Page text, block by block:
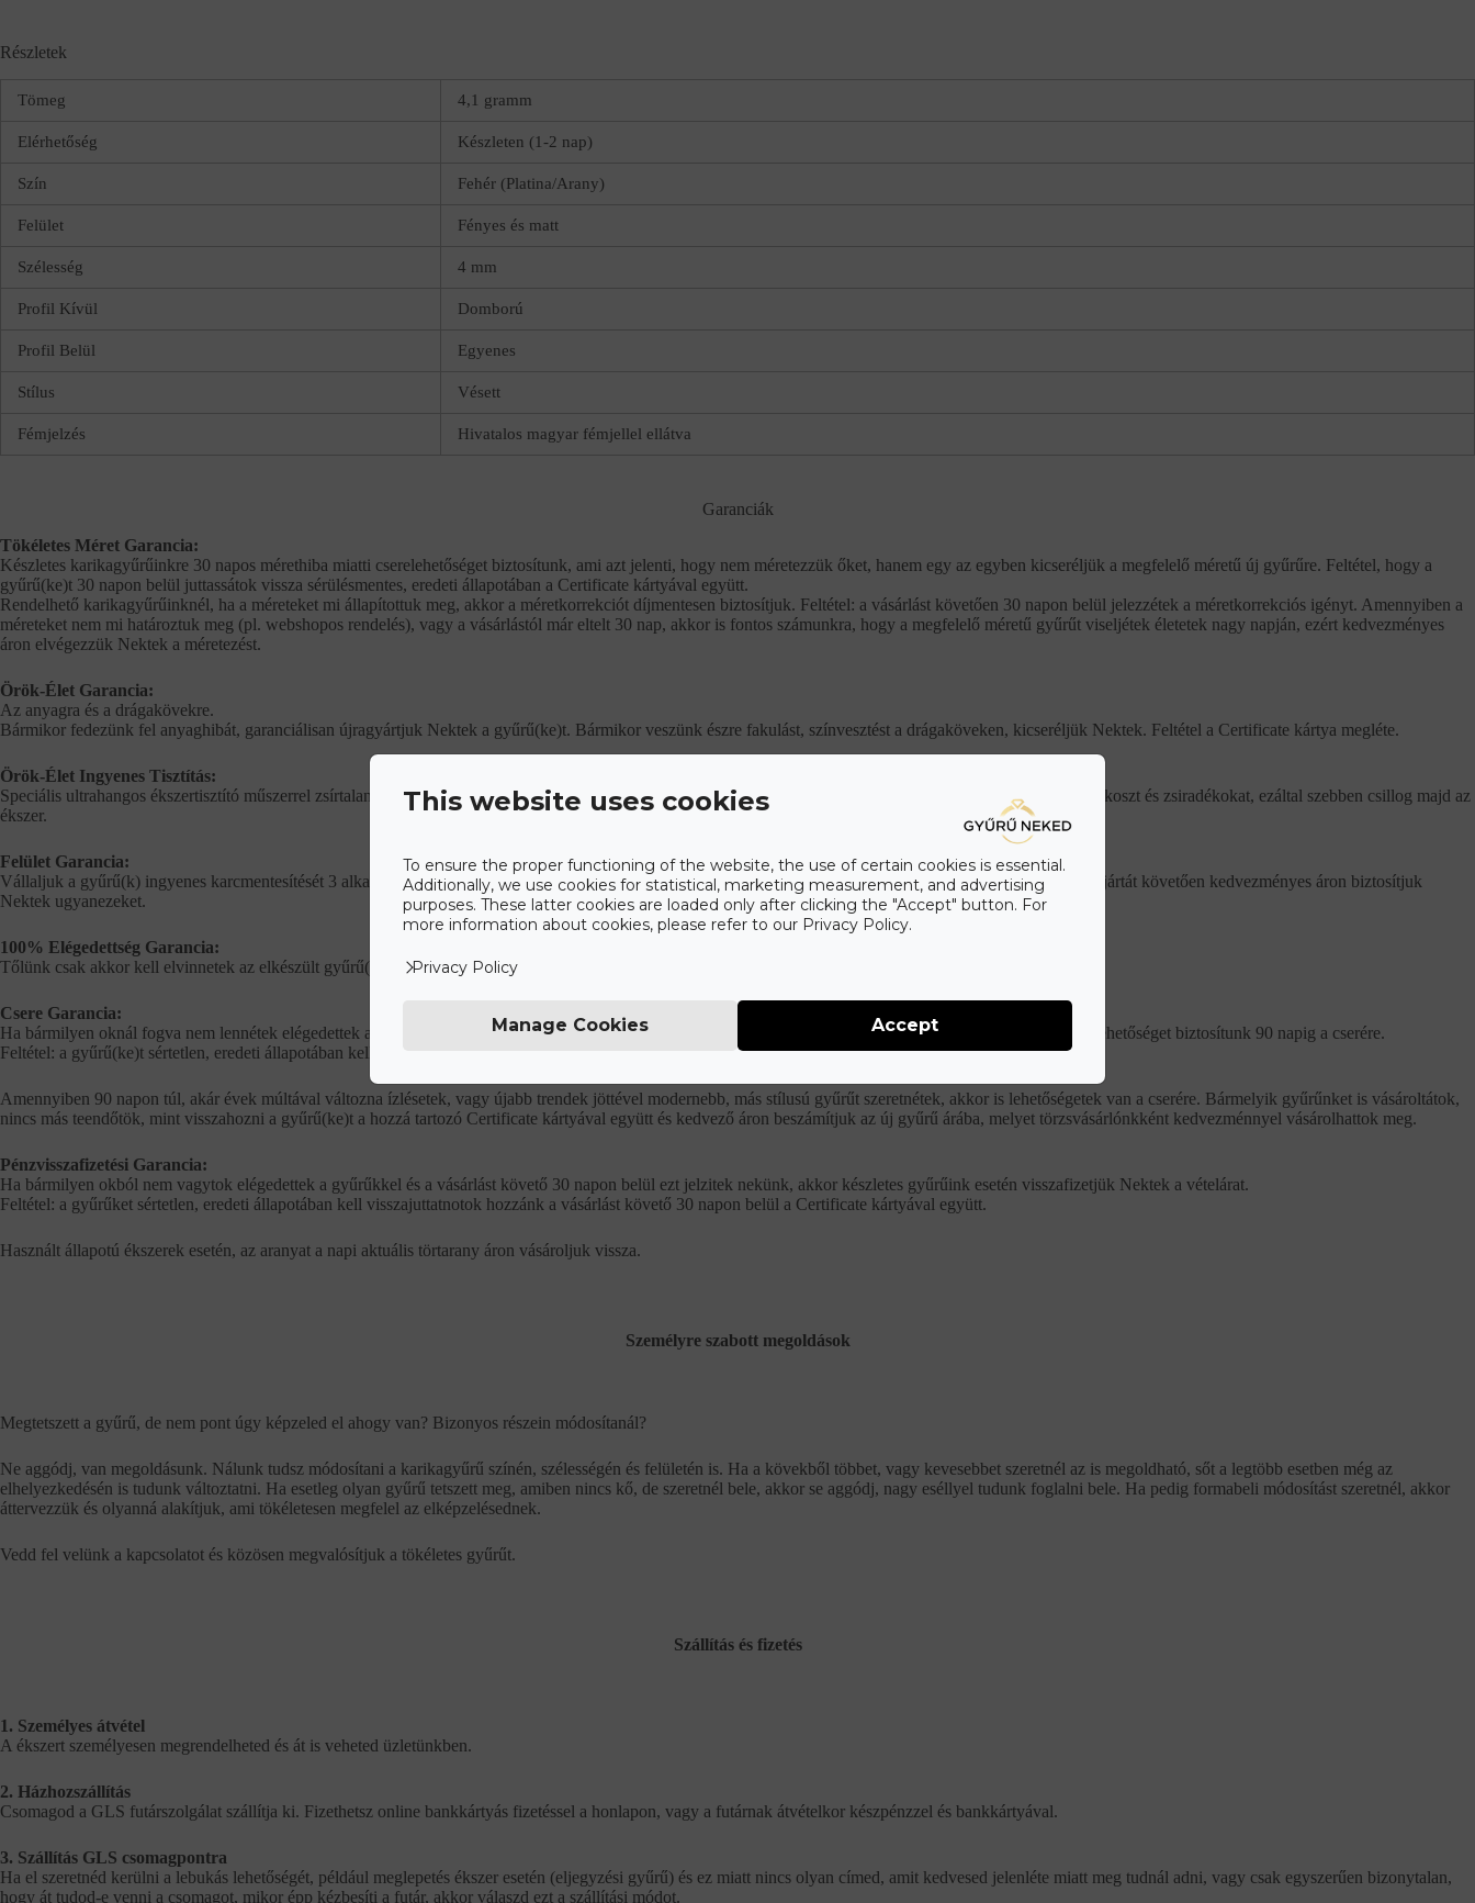
Részletek
Tömeg 4,1 gramm
Elérhetőség Készleten (1-2 nap)
Szín Fehér (Platina/Arany)
Felület Fényes és matt
Szélesség 4 mm
Profil Kívül Domború
Profil Belül Egyenes
Stílus Vésett
Fémjelzés Hivatalos magyar fémjellel ellátva
Garanciák
Tökéletes Méret Garancia:
Készletes karikagyűrűinkre 30 napos mérethiba miatti cserelehetőséget biztosítunk, ami azt jelenti, hogy nem méretezzük őket, hanem egy az egyben kicseréljük a megfelelő méretű új gyűrűre. Feltétel, hogy a
gyűrű(ke)t 30 napon belül juttassátok vissza sérülésmentes, eredeti állapotában a Certificate kártyával együtt.
Rendelhető karikagyűrűinknél, ha a méreteket mi állapítottuk meg, akkor a méretkorrekciót díjmentesen biztosítjuk. Feltétel: a vásárlást követően 30 napon belül jelezzétek a méretkorrekciós igényt. Amennyiben a
méreteket nem mi határoztuk meg (pl. webshopos rendelés), vagy a vásárlástól már eltelt 30 nap, akkor is fontos számunkra, hogy a megfelelő méretű gyűrűt viseljétek életetek nagy napján, ezért kedvezményes
áron elvégezzük Nektek a méretezést.
Örök-Élet Garancia:
Az anyagra és a drágakövekre.
Bármikor fedezünk fel anyaghibát, garanciálisan újragyártjuk Nektek a gyűrű(ke)t. Bármikor veszünk észre fakulást, színvesztést a drágaköveken, kicseréljük Nektek. Feltétel a Certificate kártya megléte.
Örök-Élet Ingyenes Tisztítás:
Speciális ultrahangos ékszertisztító műszerrel zsírtalanítjuk és megtisztítjuk a gyűrű(ke)t. A foglalati részről és a kövek hozzáférhetetlen részeiről is eltávolítjuk a koszt és zsiradékokat, ezáltal szebben csillog majd az
ékszer.
Felület Garancia:
Vállaljuk a gyűrű(k) ingyenes karcmentesítését 3 alkalommal és 1 alkalommal az ékszer teljes körű felújítását a vásárlástól számított 10 éven belül. A garancia lejártát követően kedvezményes áron biztosítjuk
Nektek ugyanezeket.
100% Elégedettség Garancia:
Tőlünk csak akkor kell elvinnetek az elkészült gyűrű(ke)t, ha az valóban olyan amilyennek megálmodtátok.
Csere Garancia:
Ha bármilyen oknál fogva nem lennétek elégedettek a gyűrűkkel és ezt a vásárlástól számított 30 napon belül jelzitek nekünk, akkor készletes gyűrűink esetén lehetőséget biztosítunk 90 napig a cserére.
Feltétel: a gyűrű(ke)t sértetlen, eredeti állapotában kell visszajuttatnotok a vásárlást követő 90 napon belül a Certificate kártyával együtt.
Amennyiben 90 napon túl, akár évek múltával változna ízlésetek, vagy újabb trendek jöttével modernebb, más stílusú gyűrűt szeretnétek, akkor is lehetőségetek van a cserére. Bármelyik gyűrűnket is vásároltátok,
nincs más teendőtök, mint visszahozni a gyűrű(ke)t a hozzá tartozó Certificate kártyával együtt és kedvező áron beszámítjuk az új gyűrű árába, melyet törzsvásárlónkként kedvezménnyel vásárolhattok meg.
Pénzvisszafizetési Garancia:
Ha bármilyen okból nem vagytok elégedettek a gyűrűkkel és a vásárlást követő 30 napon belül ezt jelzitek nekünk, akkor készletes gyűrűink esetén visszafizetjük Nektek a vételárat.
Feltétel: a gyűrűket sértetlen, eredeti állapotában kell visszajuttatnotok hozzánk a vásárlást követő 30 napon belül a Certificate kártyával együtt.
Használt állapotú ékszerek esetén, az aranyat a napi aktuális törtarany áron vásároljuk vissza.
Személyre szabott megoldások
Megtetszett a gyűrű, de nem pont úgy képzeled el ahogy van? Bizonyos részein módosítanál?
Ne aggódj, van megoldásunk. Nálunk tudsz módosítani a karikagyűrű színén, szélességén és felületén is. Ha a kövekből többet, vagy kevesebbet szeretnél az is megoldható, sőt a legtöbb esetben még az
elhelyezkedésén is tudunk változtatni. Ha esetleg olyan gyűrű tetszett meg, amiben nincs kő, de szeretnél bele, akkor se aggódj, nagy eséllyel tudunk foglalni bele. Ha pedig formabeli módosítást szeretnél, akkor
áttervezzük és olyanná alakítjuk, ami tökéletesen megfelel az elképzelésednek.
Vedd fel velünk a kapcsolatot és közösen megvalósítjuk a tökéletes gyűrűt.
Szállítás és fizetés
1. Személyes átvétel
A ékszert személyesen megrendelheted és át is veheted üzletünkben.
2. Házhozszállítás
Csomagod a GLS futárszolgálat szállítja ki. Fizethetsz online bankkártyás fizetéssel a honlapon, vagy a futárnak átvételkor készpénzzel és bankkártyával.
3. Szállítás GLS csomagpontra
Ha el szeretnéd kerülni a lebukás lehetőségét, például meglepetés ékszer esetén (eljegyzési gyűrű) és ez miatt nincs olyan címed, amit kedvesed jelenléte miatt meg tudnál adni, vagy csak egyszerűen bizonytalan,
hogy át tudod-e venni a csomagot, mikor épp kézbesíti a futár, akkor válaszd ezt a szállítási módot.
This website uses cookies
To ensure the proper functioning of the website, the use of certain cookies is essential.
Additionally, we use cookies for statistical, marketing measurement, and advertising
purposes. These latter cookies are loaded only after clicking the "Accept" button. For
more information about cookies, please refer to our Privacy Policy.
Privacy Policy
Manage Cookies Accept